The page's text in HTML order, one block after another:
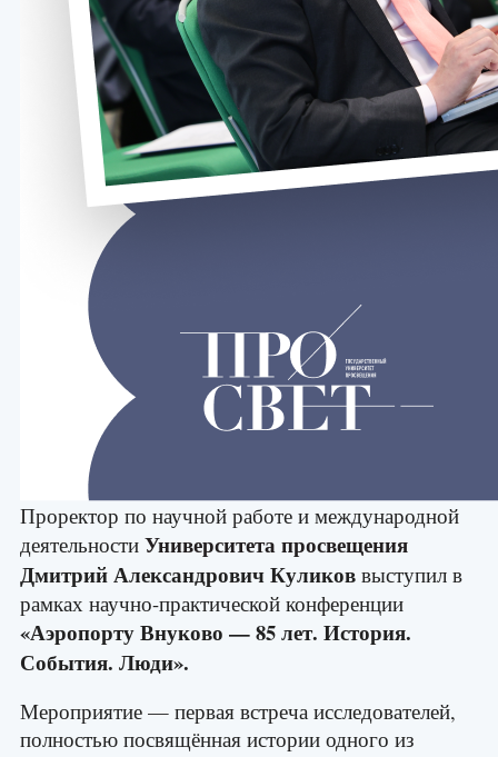
Проректор по научной работе и международной
деятельности Университета просвещения
Дмитрий Александрович Куликов выступил в
рамках научно-практической конференции
«Аэропорту Внуково — 85 лет. История.
События. Люди».
Мероприятие — первая встреча исследователей,
полностью посвящённая истории одного из